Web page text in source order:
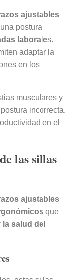
ajustables
postura
laborales.
adaptar la
en los
musculares y
incorrecta.
en el
las sillas
ajustables
que
salud del